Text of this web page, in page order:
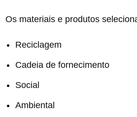
Os materiais e produtos
Reciclagem
Cadeia de fornecimento
Social
Ambiental